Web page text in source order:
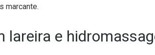
marcante.
lareira e